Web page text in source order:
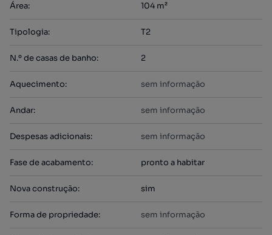
Área: 104 m²
Tipologia: T2
N.º de casas de banho: 2
Aquecimento: sem informação
Andar: sem informação
Despesas adicionais: sem informação
Fase de acabamento: pronto a habitar
Nova construção: sim
Forma de propriedade: sem informação